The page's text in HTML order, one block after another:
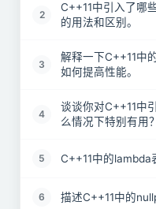
2
C++11中引入了哪
的用法和区别。
3
解释一下C++11中
如何提高性能。
4
谈谈你对C++11中
么情况下特别有用？
5 C++11中的lambda
6 描述C++11中的